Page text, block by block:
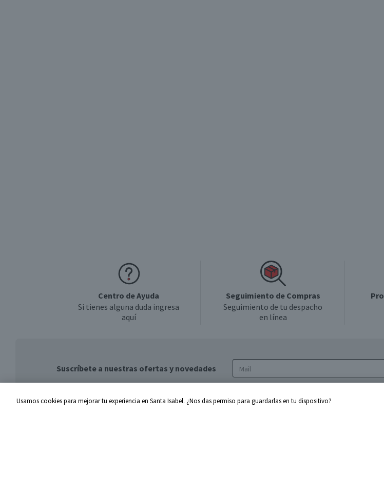
Centro de Ayuda
Si tienes alguna duda ingresa
aquí
Seguimiento de Compras
Seguimiento de tu despacho
en línea
Suscríbete a nuestras ofertas y novedades
de privacidad y de tratamiento de
Usamos cookies para mejorar tu experiencia en Santa Isabel. ¿Nos das permiso para guardarlas en tu dispositivo?